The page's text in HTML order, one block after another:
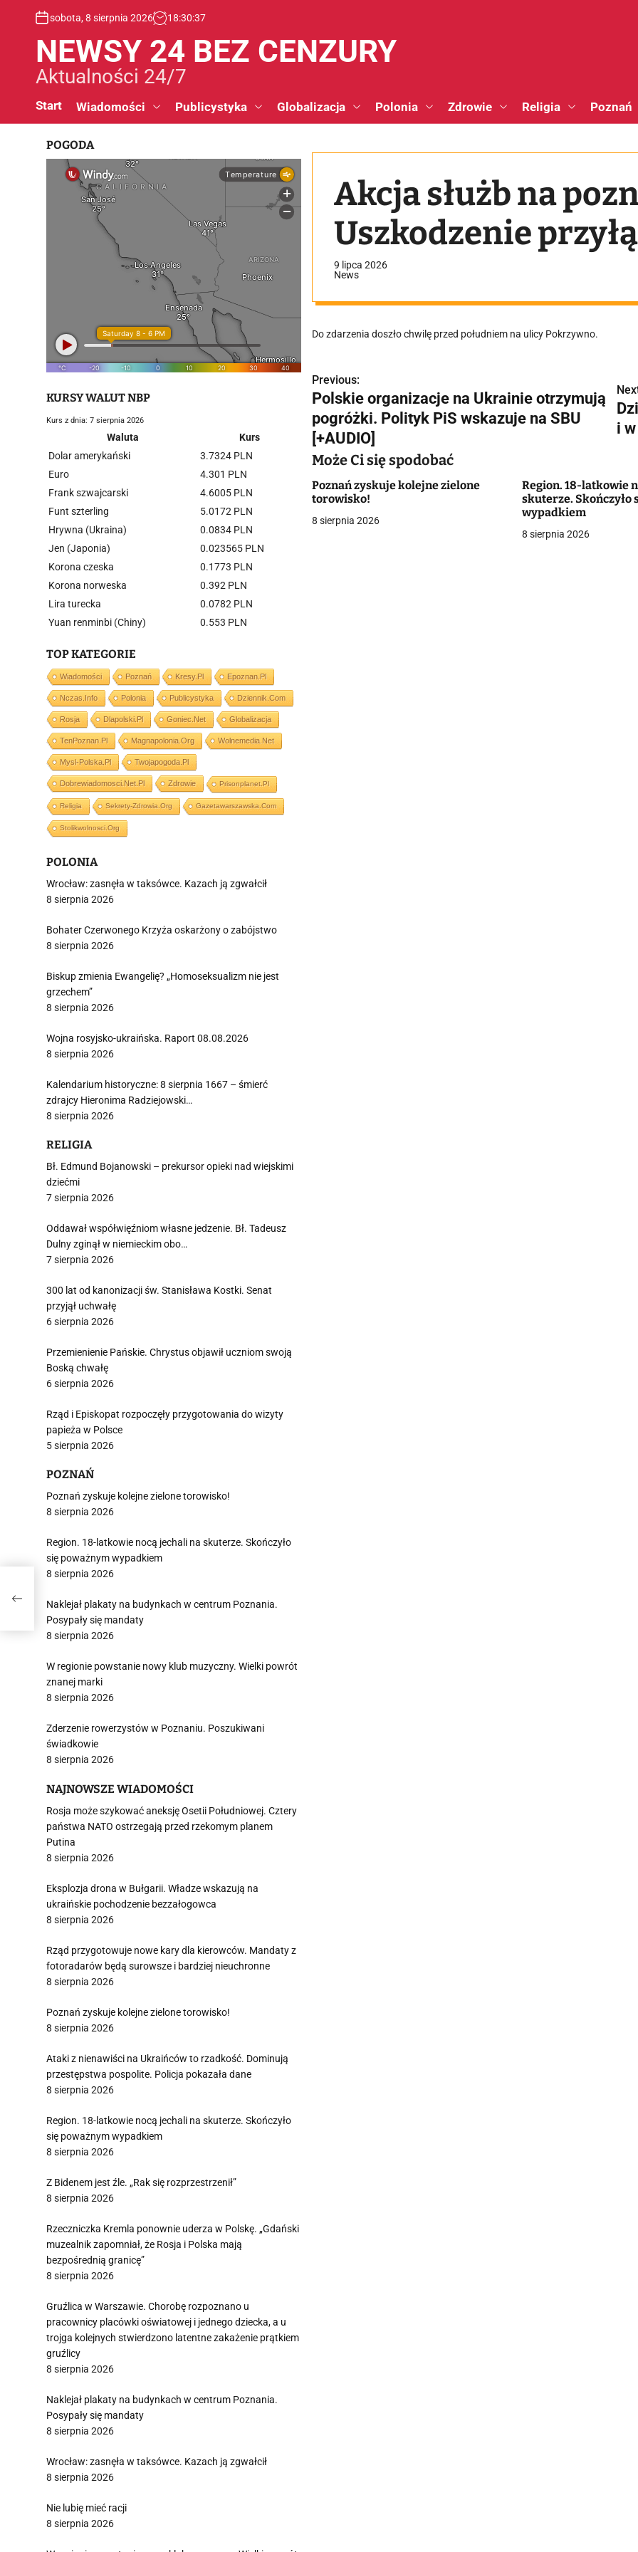
sobota, 8 sierpnia 2026 18:30:38
NEWSY 24 BEZ CENZURY
Aktualności 24/7
Start Wiadomości Publicystyka Globalizacja Polonia Zdrowie Religia Poznań
Akcja służb na
Uszkodzenie
9 lipca 2026
News
Do zdarzenia doszło chwilę przed południem na ulicy Pokrzywno.
N
a
w
i
g
a
Previous:
Polskie organizacje na Ukrainie otrzymują
pogróżki. Polityk PiS wskazuje na SBU
[+AUDIO]
i
Może Ci się spodobać
Poznań zyskuje kolejne zielone
torowisko!
8 sierpnia 2026
Region. 18-latkowie
skuterze. Skończyło
wypadkiem
8 sierpnia 2026
POGODA
KURSY WALUT NBP
Kurs z dnia: 7 sierpnia 2026
Waluta
Kurs
Dolar amerykański
3.7324 PLN
Euro
4.301 PLN
Frank szwajcarski
4.6005 PLN
Funt szterling
5.0172 PLN
Hrywna (Ukraina)
0.0834 PLN
Jen (Japonia)
0.023565 PLN
Korona czeska
0.1773 PLN
Korona norweska
0.392 PLN
Lira turecka
0.0782 PLN
Yuan renminbi (Chiny)
0.553 PLN
TOP KATEGORIE
Wiadomości Poznań Kresy.pl Epoznan.pl
Nczas.info Polonia Publicystyka Dziennik.com
Rosja Dlapolski.pl Goniec.net Globalizacja
TenPoznan.pl Magnapolonia.org Wolnemedia.net
Mysl-Polska.pl Twojapogoda.pl
Dobrewiadomosci.net.pl Zdrowie Prisonplanet.pl
Religia Sekrety-Zdrowia.org Gazetawarszawska.com
Stolikwolnosci.org
POLONIA
Wrocław: zasnęła w taksówce. Kazach ją zgwałcił
8 sierpnia 2026
Bohater Czerwonego Krzyża oskarżony o zabójstwo
8 sierpnia 2026
Biskup zmienia Ewangelię? „Homoseksualizm nie jest
grzechem”
8 sierpnia 2026
Wojna rosyjsko-ukraińska. Raport 08.08.2026
8 sierpnia 2026
Kalendarium historyczne: 8 sierpnia 1667 – śmierć
zdrajcy Hieronima Radziejowski…
8 sierpnia 2026
RELIGIA
Bł. Edmund Bojanowski – prekursor opieki nad wiejskimi
dziećmi
7 sierpnia 2026
Oddawał współwięźniom własne jedzenie. Bł. Tadeusz
Dulny zginął w niemieckim obo…
7 sierpnia 2026
300 lat od kanonizacji św. Stanisława Kostki. Senat
przyjął uchwałę
6 sierpnia 2026
Przemienienie Pańskie. Chrystus objawił uczniom swoją
Boską chwałę
6 sierpnia 2026
Rząd i Episkopat rozpoczęły przygotowania do wizyty
papieża w Polsce
5 sierpnia 2026
POZNAŃ
Poznań zyskuje kolejne zielone torowisko!
8 sierpnia 2026
Region. 18-latkowie nocą jechali na skuterze. Skończyło
się poważnym wypadkiem
8 sierpnia 2026
Naklejał plakaty na budynkach w centrum Poznania.
Posypały się mandaty
8 sierpnia 2026
W regionie powstanie nowy klub muzyczny. Wielki powrót
znanej marki
8 sierpnia 2026
Zderzenie rowerzystów w Poznaniu. Poszukiwani
świadkowie
8 sierpnia 2026
NAJNOWSZE WIADOMOŚCI
Rosja może szykować aneksję Osetii Południowej. Cztery
państwa NATO ostrzegają przed rzekomym planem
Putina
8 sierpnia 2026
Eksplozja drona w Bułgarii. Władze wskazują na
ukraińskie pochodzenie bezzałogowca
8 sierpnia 2026
Rząd przygotowuje nowe kary dla kierowców. Mandaty z
fotoradarów będą surowsze i bardziej nieuchronne
8 sierpnia 2026
Poznań zyskuje kolejne zielone torowisko!
8 sierpnia 2026
Ataki z nienawiści na Ukraińców to rzadkość. Dominują
przestępstwa pospolite. Policja pokazała dane
8 sierpnia 2026
Region. 18-latkowie nocą jechali na skuterze. Skończyło
się poważnym wypadkiem
8 sierpnia 2026
Z Bidenem jest źle. „Rak się rozprzestrzenił”
8 sierpnia 2026
Rzeczniczka Kremla ponownie uderza w Polskę. „Gdański
muzealnik zapomniał, że Rosja i Polska mają
bezpośrednią granicę”
8 sierpnia 2026
Gruźlica w Warszawie. Chorobę rozpoznano u
pracownicy placówki oświatowej i jednego dziecka, a u
trojga kolejnych stwierdzono latentne zakażenie prątkiem
gruźlicy
8 sierpnia 2026
Naklejał plakaty na budynkach w centrum Poznania.
Posypały się mandaty
8 sierpnia 2026
Wrocław: zasnęła w taksówce. Kazach ją zgwałcił
8 sierpnia 2026
Nie lubię mieć racji
8 sierpnia 2026